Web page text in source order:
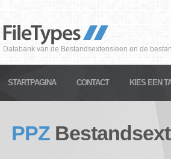
Databank van de Bestandsextensieen en de
STARTPAGINA CONTACT KIES EEN
PPZ